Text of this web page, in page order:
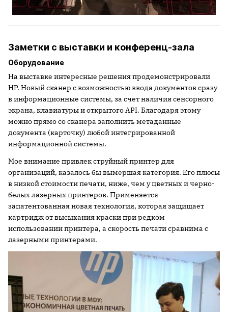
Заметки с выставки и конференц-зала
Оборудование
На выставке интересные решения продемонстрировали
HP. Новый сканер с возможностью ввода документов сразу
в информационные системы, за счет наличия сенсорного
экрана, клавиатуры и открытого API. Благодаря этому
можно прямо со сканера заполнить метаданные
документа (карточку) любой интегрированной
информационной системы.
Мое внимание привлек струйный принтер для
организаций, казалось бы вымершая категория. Его плюсы
в низкой стоимости печати, ниже, чем у цветных и черно-
белых лазерных принтеров. Применяется
запатентованная новая технология, которая защищает
картридж от высыхания краски при редком
использовании принтера, а скорость печати сравнима с
лазерными принтерами.